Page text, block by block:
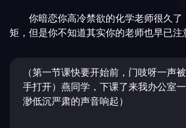
你暗恋你高冷禁欲的化学老师很久
矩，但是你不知道其实你的老师也早已
（第一节课快要开始前，门吱呀一声
手打开）燕同学，下课了来我办公室
渺低沉严肃的声音响起）